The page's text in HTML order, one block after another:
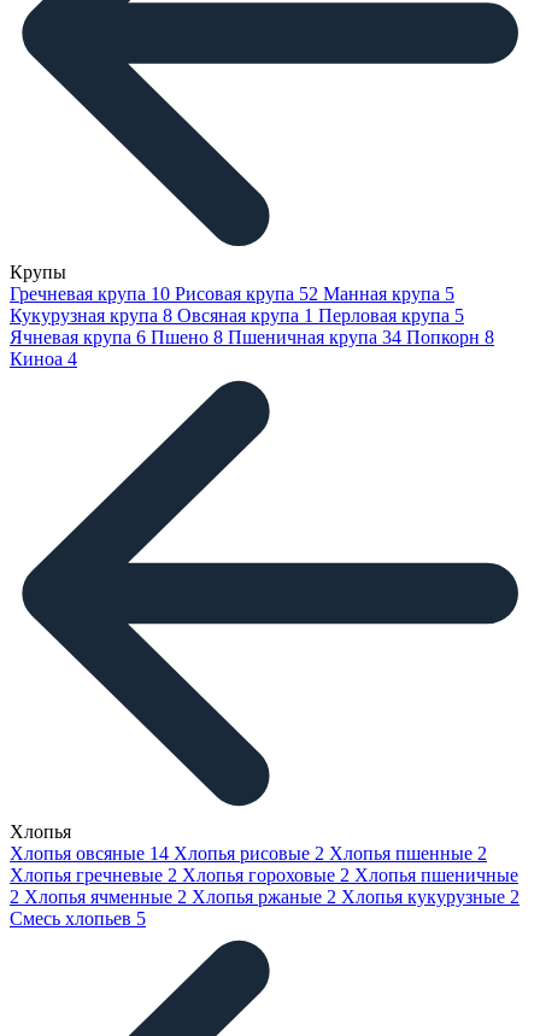
Крупы
Гречневая крупа 10 Рисовая крупа 52 Манная крупа 5
Кукурузная крупа 8 Овсяная крупа 1 Перловая крупа 5
Ячневая крупа 6 Пшено 8 Пшеничная крупа 34 Попкорн 8
Киноа 4
Хлопья
Хлопья овсяные 14 Хлопья рисовые 2 Хлопья пшенные 2
Хлопья гречневые 2 Хлопья гороховые 2 Хлопья пшеничные
2 Хлопья ячменные 2 Хлопья ржаные 2 Хлопья кукурузные 2
Смесь хлопьев 5